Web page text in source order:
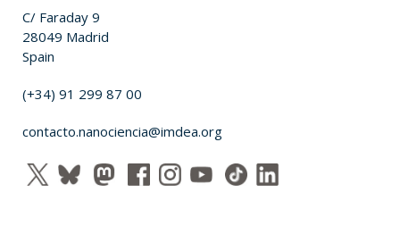
C/ Faraday 9
28049 Madrid
Spain
(+34) 91 299 87 00
contacto.nanociencia@imdea.org